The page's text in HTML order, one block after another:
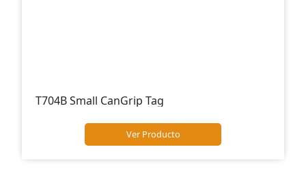
T704B Small CanGrip Tag
Ver Producto